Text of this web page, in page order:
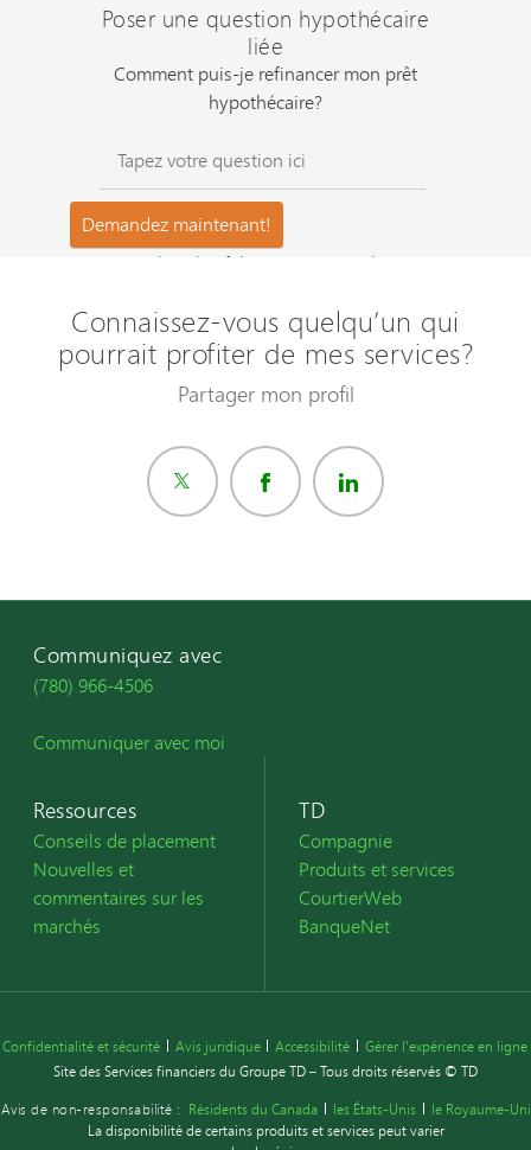
Poser une question hypothécaire
liée
Comment puis-je refinancer mon prêt
hypothécaire?
Questions les plus fréquemment posées ?
Connaissez-vous quelqu’un qui
pourrait profiter de mes services?
Partager mon profil
Communiquez avec
(780) 966-4506
Communiquer avec moi
Ressources
Conseils de placement
Nouvelles et
commentaires sur les
marchés
TD
Compagnie
Produits et services
CourtierWeb
BanqueNet
Confidentialité et sécurité Avis juridique Accessibilité
Gérer l'expérience en ligne
Site des Services financiers du Groupe TD – Tous droits réservés © TD
Avis de non-responsabilité : Résidents du Canada les États-Unis
le Royaume-Uni
La disponibilité de certains produits et services peut varier